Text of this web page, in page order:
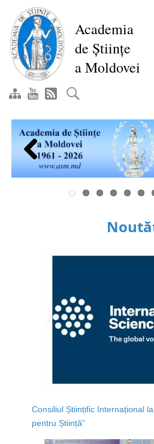
conţinutul
principal
Academia
de Științe
a Moldovei
Previous
Consiliul Științific Internațional
pentru Știință”